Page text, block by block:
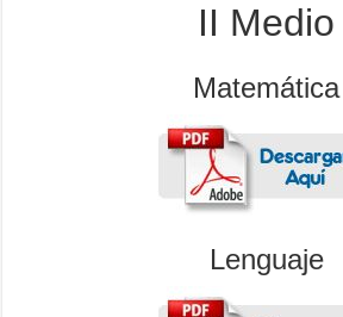
II Medio
Matemática
Lenguaje